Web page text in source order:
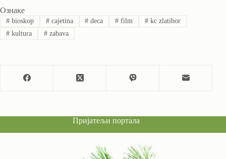
Ознаке
#bioskop #cajetina # deca # film # kc zlatibor
#kultura #zabava
Пријатељи портала